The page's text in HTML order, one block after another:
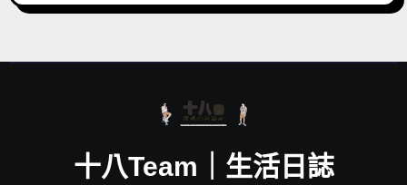
十八Team｜生活日誌